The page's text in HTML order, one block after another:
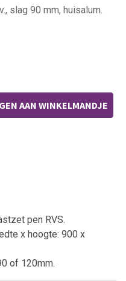
slag 90 mm, huisalum.
AAN WINKELMANDJE
pen RVS.
x hoogte: 900 x
of 120mm.